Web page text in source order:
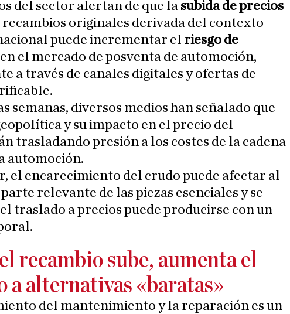
del sector alertan de que la subida de precios
recambios originales derivada del contexto
puede incrementar el riesgo de
el mercado de posventa de automoción,
a través de canales digitales y ofertas de
semanas, diversos medios han señalado que
y su impacto en el precio del
trasladando presión a los costes de la cadena
automoción.
el encarecimiento del crudo puede afectar al
relevante de las piezas esenciales y se
traslado a precios puede producirse con un
recambio sube, aumenta el
a alternativas «baratas»
del mantenimiento y la reparación es un